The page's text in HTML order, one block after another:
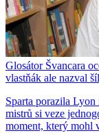
Glosátor Švancara
vlastňák ale nazval
Sparta porazila
mistrů si veze
moment, který mohl